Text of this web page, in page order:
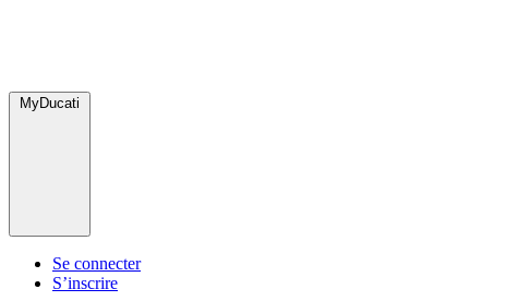
MyDucati
Se connecter
S’inscrire